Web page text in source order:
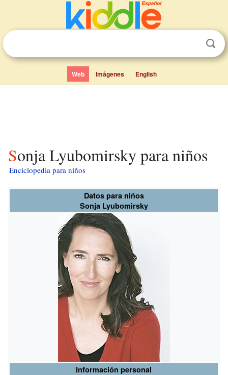
Web Imágenes English
Sonja Lyubomirsky para niños
Enciclopedia para niños
Datos para niños
Sonja Lyubomirsky
Información personal